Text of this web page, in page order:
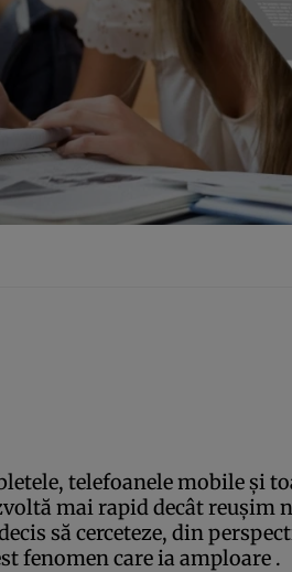
telefoanele mobile şi
mai rapid decât reuşim
să cerceteze, din
fenomen care ia amploare .